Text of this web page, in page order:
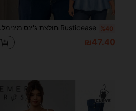
%40
₪47.40